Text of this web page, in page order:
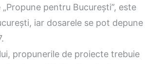
pentru Bucureşti”, este
iar dosarele se pot depune
propunerile de proiecte trebuie